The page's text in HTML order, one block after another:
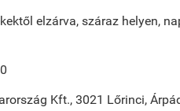
elzárva, száraz helyen,
Kft., 3021 Lőrinci,